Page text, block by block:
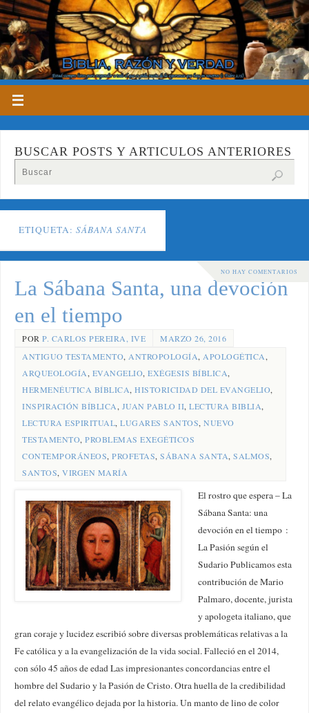
BUSCAR POSTS Y ARTICULOS ANTERIORES
ETIQUETA: SÁBANA SANTA
NO HAY COMENTARIOS
La Sábana Santa, una devoción
en el tiempo
PORP. CARLOS PEREIRA, IVE
MARZO 26, 2016
ANTIGUO TESTAMENTO, ANTROPOLOGÍA, APOLOGÉTICA,
ARQUEOLOGÍA, EVANGELIO,EXÉGESIS BÍBLICA,
HERMENÉUTICA BÍBLICA,HISTORICIDAD DEL EVANGELIO,
INSPIRACIÓN BÍBLICA, JUAN PABLO II,LECTURA BIBLIA,
LECTURA ESPIRITUAL,LUGARES SANTOS,NUEVO
TESTAMENTO,PROBLEMAS EXEGÉTICOS
CONTEMPORÁNEOS,PROFETAS,SÁBANA SANTA,SALMOS,
SANTOS,VIRGEN MARÍA
El rostro que espera – La
Sábana Santa: una
devoción en el tiempo :
La Pasión según el
Sudario Publicamos esta
contribución de Mario
Palmaro, docente, jurista
y apologeta italiano, que
gran coraje y lucidez escribió sobre diversas problemáticas relativas a la
Fe católica y a la evangelización de la vida social. Falleció en el 2014,
con sólo 45 años de edad Las impresionantes concordancias entre el
hombre del Sudario y la Pasión de Cristo. Otra huella de la credibilidad
del relato evangélico dejada por la historia. Un manto de lino de color